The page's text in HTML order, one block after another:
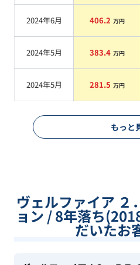
2024年6月 406.2 万円
2024年5月 383.4 万円
2024年5月 281.5 万円
もっと
ヴェルファイア ２
ョン / 8年落ち
だいたお